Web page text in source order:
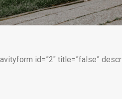
id=”2″ title=”false”